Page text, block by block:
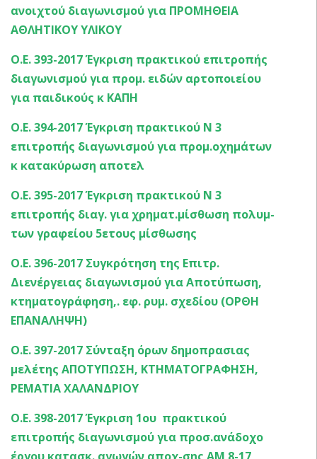
ανοιχτού διαγωνισμού για ΠΡΟΜΗΘΕΙΑ
ΑΘΛΗΤΙΚΟΥ ΥΛΙΚΟΥ
Ο.Ε. 393-2017 Έγκριση πρακτικού επιτροπής
διαγωνισμού για προμ. ειδών αρτοποιείου
για παιδικούς κ ΚΑΠΗ
Ο.Ε. 394-2017 Έγκριση πρακτικού Ν 3
επιτροπής διαγωνισμού για προμ.οχημάτων
κ κατακύρωση αποτελ
Ο.Ε. 395-2017 Έγκριση πρακτικού Ν 3
επιτροπής διαγ. για χρηματ.μίσθωση πολυμ-
των γραφείου 5ετους μίσθωσης
Ο.Ε. 396-2017 Συγκρότηση της Επιτρ.
Διενέργειας διαγωνισμού για Αποτύπωση,
κτηματογράφηση,. εφ. ρυμ. σχεδίου (ΟΡΘΗ
ΕΠΑΝΑΛΗΨΗ)
Ο.Ε. 397-2017 Σύνταξη όρων δημοπρασιας
μελέτης ΑΠΟΤΥΠΩΣΗ, ΚΤΗΜΑΤΟΓΡΑΦΗΣΗ,
ΡΕΜΑΤΙΑ ΧΑΛΑΝΔΡΙΟΥ
Ο.Ε. 398-2017 Έγκριση 1oυ πρακτικού
επιτροπής διαγωνισμού για προσ.ανάδοχο